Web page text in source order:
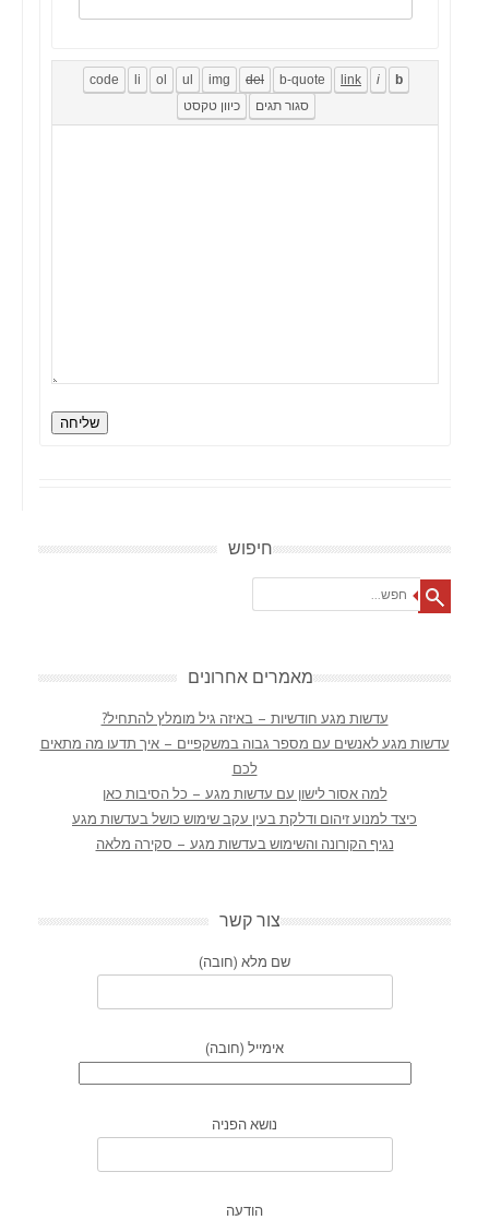
שליחה
חיפוש
מאמרים אחרונים
עדשות מגע חודשיות – באיזה גיל מומלץ להתחיל?
עדשות מגע לאנשים עם מספר גבוה במשקפיים – איך תדעו מה מתאים
לכם
למה אסור לישון עם עדשות מגע – כל הסיבות כאן
כיצד למנוע זיהום ודלקת בעין עקב שימוש כושל בעדשות מגע
נגיף הקורונה והשימוש בעדשות מגע – סקירה מלאה
צור קשר
שם מלא (חובה)
אימייל (חובה)
נושא הפניה
הודעה